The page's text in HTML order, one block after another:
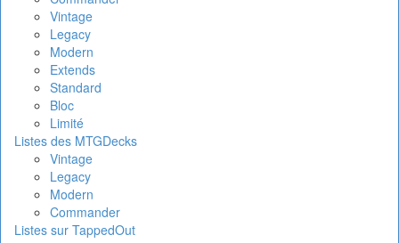
Vintage
Legacy
Modern
Extends
Standard
Bloc
Limité
Listes des MTGDecks
Vintage
Legacy
Modern
Commander
Listes sur TappedOut